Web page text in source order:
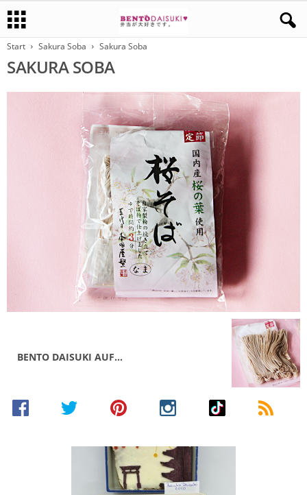
Start Sakura Soba Sakura Soba
SAKURA SOBA
BENTO DAISUKI AUF…